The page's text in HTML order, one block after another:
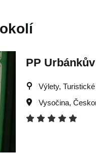
PP
Výlety,
Vysočina,